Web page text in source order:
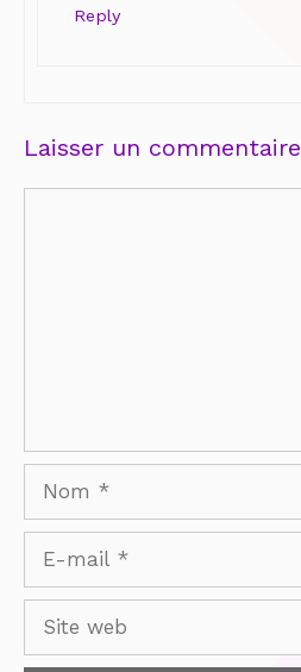
Reply
Laisser un commentaire